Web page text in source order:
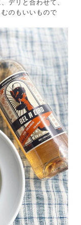
デリと合わせて、
のも いいもので